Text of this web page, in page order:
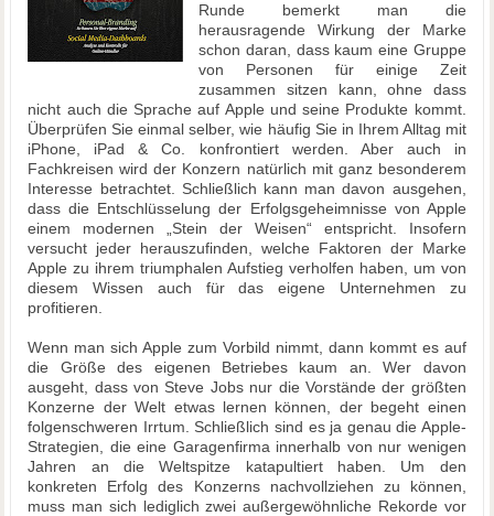
Runde bemerkt man die
herausragende Wirkung der Marke
schon daran, dass kaum eine Gruppe
von Personen für einige Zeit
zusammen sitzen kann, ohne dass
nicht auch die Sprache auf Apple und seine Produkte kommt.
Überprüfen Sie einmal selber, wie häufig Sie in Ihrem Alltag mit
iPhone, iPad & Co. konfrontiert werden. Aber auch in
Fachkreisen wird der Konzern natürlich mit ganz besonderem
Interesse betrachtet. Schließlich kann man davon ausgehen,
dass die Entschlüsselung der Erfolgsgeheimnisse von Apple
einem modernen „Stein der Weisen“ entspricht. Insofern
versucht jeder herauszufinden, welche Faktoren der Marke
Apple zu ihrem triumphalen Aufstieg verholfen haben, um von
diesem Wissen auch für das eigene Unternehmen zu
profitieren.
Wenn man sich Apple zum Vorbild nimmt, dann kommt es auf
die Größe des eigenen Betriebes kaum an. Wer davon
ausgeht, dass von Steve Jobs nur die Vorstände der größten
Konzerne der Welt etwas lernen können, der begeht einen
folgenschweren Irrtum. Schließlich sind es ja genau die Apple-
Strategien, die eine Garagenfirma innerhalb von nur wenigen
Jahren an die Weltspitze katapultiert haben. Um den
konkreten Erfolg des Konzerns nachvollziehen zu können,
muss man sich lediglich zwei außergewöhnliche Rekorde vor